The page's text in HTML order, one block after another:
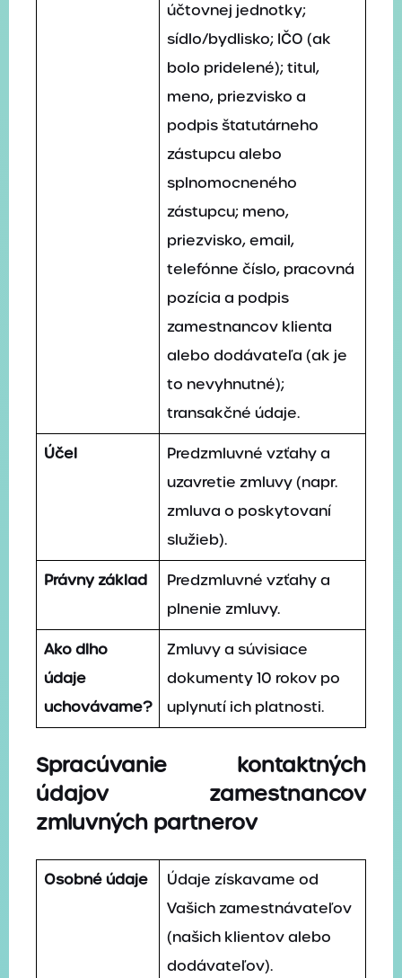
účtovnej jednotky;
sídlo/bydlisko; IČO (ak
bolo pridelené); titul,
meno, priezvisko a
podpis štatutárneho
zástupcu alebo
splnomocneného
zástupcu; meno,
priezvisko, email,
telefónne číslo, pracovná
pozícia a podpis
zamestnancov klienta
alebo dodávateľa (ak je
to nevyhnutné);
transakčné údaje.
Účel
Predzmluvné vzťahy a
uzavretie zmluvy (napr.
zmluva o poskytovaní
služieb).
Právny základ
Predzmluvné vzťahy a
plnenie zmluvy.
Ako dlho
údaje
uchovávame?
Zmluvy a súvisiace
dokumenty 10 rokov po
uplynutí ich platnosti.
Spracúvanie kontaktných
údajov zamestnancov
zmluvných partnerov
Osobné údaje
Údaje získavame od
Vašich zamestnávateľov
(našich klientov alebo
dodávateľov).